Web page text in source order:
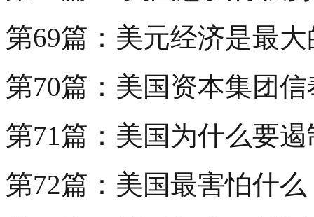
第69篇：美元经济是最
第70篇：美国资本集团
第71篇：美国为什么要
第72篇：美国最害怕什么